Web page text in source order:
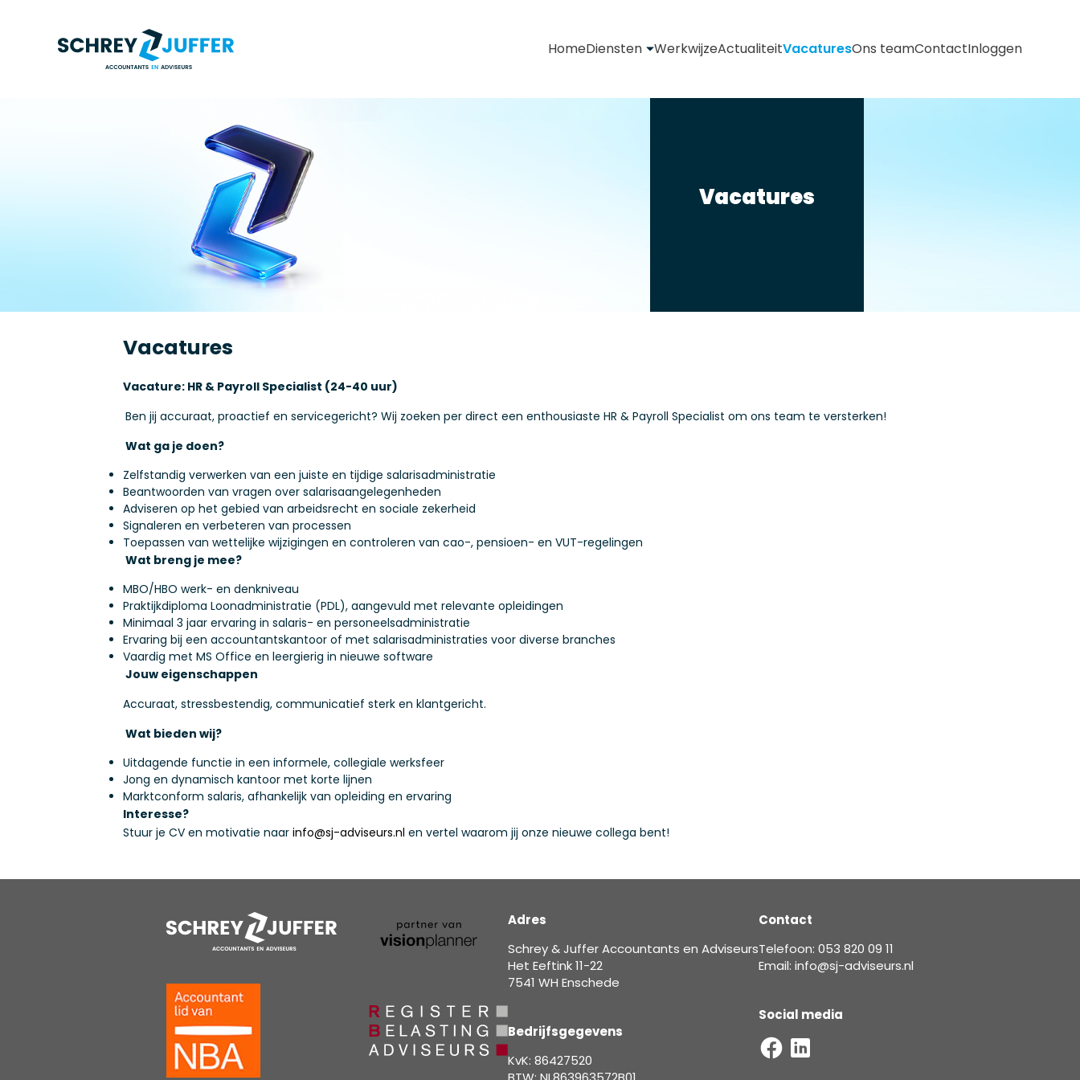
HomeDiensten WerkwijzeActualiteitVacaturesOns teamContactInloggen
Vacatures
Vacatures
Vacature: HR & Payroll Specialist (24-40 uur)
Ben jij accuraat, proactief en servicegericht? Wij zoeken per direct een enthousiaste HR & Payroll Specialist om ons team te versterken!
Wat ga je doen?
Zelfstandig verwerken van een juiste en tijdige salarisadministratie
Beantwoorden van vragen over salarisaangelegenheden
Adviseren op het gebied van arbeidsrecht en sociale zekerheid
Signaleren en verbeteren van processen
Toepassen van wettelijke wijzigingen en controleren van cao-, pensioen- en VUT-regelingen
Wat breng je mee?
MBO/HBO werk- en denkniveau
Praktijkdiploma Loonadministratie (PDL), aangevuld met relevante opleidingen
Minimaal 3 jaar ervaring in salaris- en personeelsadministratie
Ervaring bij een accountantskantoor of met salarisadministraties voor diverse branches
Vaardig met MS Office en leergierig in nieuwe software
Jouw eigenschappen
Accuraat, stressbestendig, communicatief sterk en klantgericht.
Wat bieden wij?
Uitdagende functie in een informele, collegiale werksfeer
Jong en dynamisch kantoor met korte lijnen
Marktconform salaris, afhankelijk van opleiding en ervaring
Interesse?
Stuur je CV en motivatie naar info@sj-adviseurs.nl en vertel waarom jij onze nieuwe collega bent!
Adres
Schrey & Juffer Accountants en Adviseurs
Het Eeftink 11-22
7541 WH Enschede
Bedrijfsgegevens
KvK: 86427520
Contact
Telefoon: 053 820 09 11
Email: info@sj-adviseurs.nl
Social media